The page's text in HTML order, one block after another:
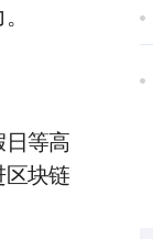
等高
区块链